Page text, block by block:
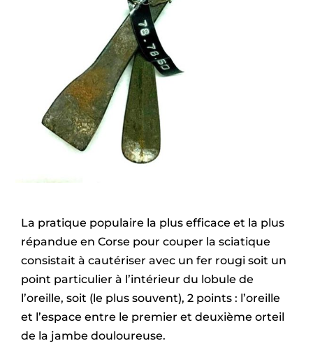
La pratique populaire la plus efficace et la plus
répandue en Corse pour couper la sciatique
consistait à cautériser avec un fer rougi soit un
point particulier à l’intérieur du lobule de
l’oreille, soit (le plus souvent), 2 points : l’oreille
et l’espace entre le premier et deuxième orteil
de la jambe douloureuse.